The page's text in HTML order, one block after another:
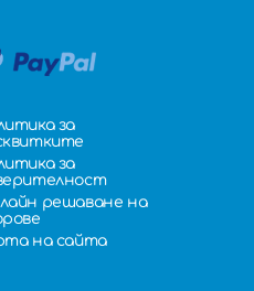
за
за
решаване на
на сайта